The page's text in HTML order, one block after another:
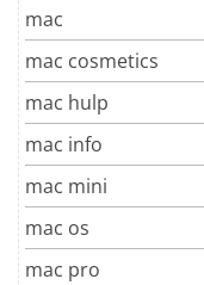
mac
mac cosmetics
mac hulp
mac info
mac mini
mac os
mac pro